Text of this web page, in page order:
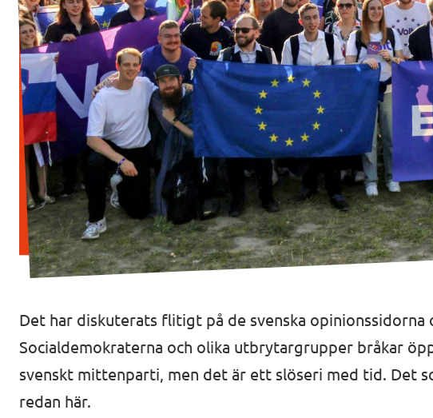
In English 🇬🇧
Våra stadgar
Det har diskuterats flitigt på de svenska opinionssidorna
Socialdemokraterna och olika utbrytargrupper bråkar
svenskt mittenparti, men det är ett slöseri med tid. Det
redan här.